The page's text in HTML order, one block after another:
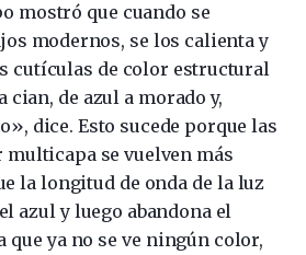
mostró que cuando se
modernos, se los calienta y
cutículas de color estructural
cian, de azul a morado y,
dice. Esto sucede porque las
se vuelven más
la longitud de onda de la luz
azul y luego abandona el
que ya no se ve ningún color,